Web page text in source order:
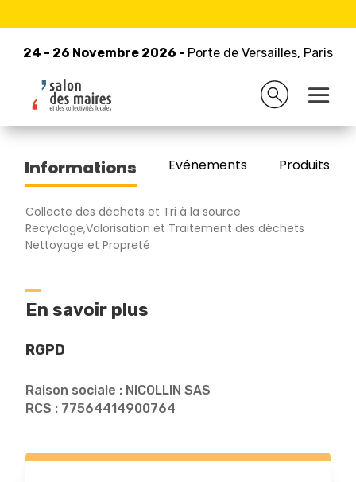
24 - 26 Novembre 2026 - Porte de Versailles, Paris
24 - 26 Novembre 2026 - Porte de Versailles, Paris
Retour à la liste des exposants
NICOLLIN SAS
Informations Evénements Produits/
Collecte des déchets et Tri à la source
Recyclage,Valorisation et Traitement des déchets
Nettoyage et Propreté
En savoir plus
RGPD
Raison sociale : NICOLLIN SAS
RCS : 77564414900764